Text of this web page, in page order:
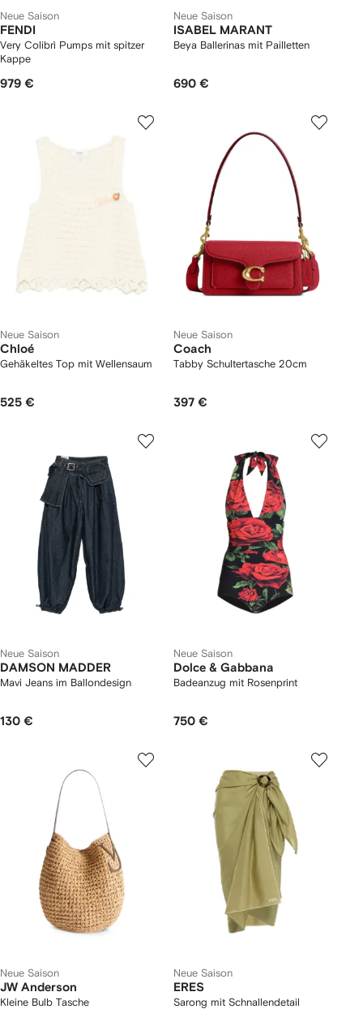
Neue Saison
FENDI
Very Colibrì Pumps mit spitzer
Kappe
979 €
Neue Saison
ISABEL MARANT
Beya Ballerinas mit Pailletten
690 €
Neue Saison
Chloé
Gehäkeltes Top mit Wellensaum
525 €
Neue Saison
Coach
Tabby Schultertasche 20cm
397 €
Neue Saison
DAMSON MADDER
Mavi Jeans im Ballondesign
130 €
Neue Saison
Dolce & Gabbana
Badeanzug mit Rosenprint
750 €
Neue Saison
JW Anderson
Kleine Bulb Tasche
Neue Saison
ERES
Sarong mit Schnallendetail